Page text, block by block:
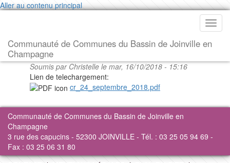
Aller au contenu principal
Communauté de Communes du Bassin de Joinville en
Champagne
Soumis par Christelle le mar, 16/10/2018 - 15:16
Lien de telechargement:
cr_24_septembre_2018.pdf
Communauté de Communes du Bassin de Joinville en
Champagne
3 rue des capucins - 52300 JOINVILLE - Tél. : 03 25 05 94 69 -
Fax : 03 25 06 31 80